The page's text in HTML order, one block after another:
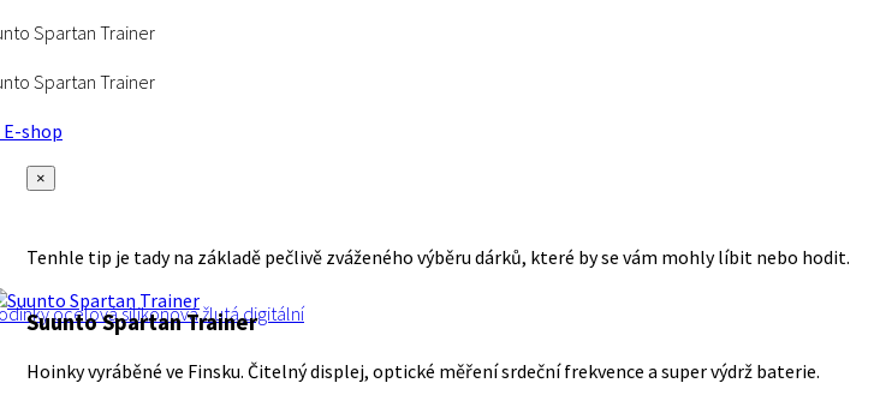
Spartan Trainer
Spartan Trainer
shop
×
Tenhle tip je tady na základě pečlivě zváženého výběru dárků, které by se vám mohly líbit nebo hodit.
ocelovásilikonovážlutá digitální
Suunto Spartan Trainer
Hoinky vyráběné ve Finsku. Čitelný displej, optické měření srdeční frekvence a super výdrž baterie.